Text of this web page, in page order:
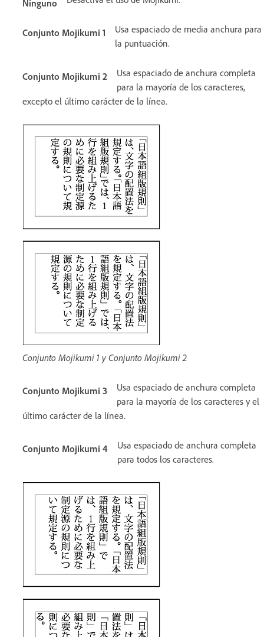
Ninguno
Conjunto Mojikumi 1
Usa espaciado de media anchura para
la puntuación.
Conjunto Mojikumi 2
Usa espaciado de anchura completa
para la mayoría de los caracteres,
excepto el último carácter de la línea.
Conjunto Mojikumi 1 y Conjunto Mojikumi 2
Conjunto Mojikumi 3
Usa espaciado de anchura completa
para la mayoría de los caracteres y el
último carácter de la línea.
Conjunto Mojikumi 4
Usa espaciado de anchura completa
para todos los caracteres.